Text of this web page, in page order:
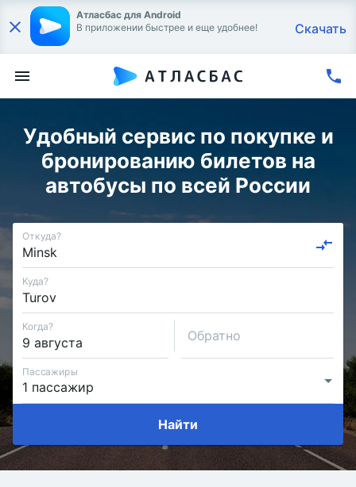
Атласбас для Android
В приложении быстрее и еще удобнее!
Скачать
Удобный сервис по покупке и
бронированию билетов на
автобусы по всей России
Откуда?
Куда?
Когда?
Обратно
Пассажиры
Найти